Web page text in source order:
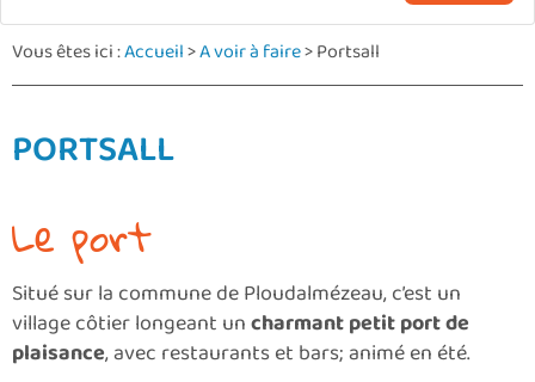
Vous êtes ici :Accueil>A voir à faire>Portsall
PORTSALL
Le port
Situé sur la commune de Ploudalmézeau, c’est un
village côtier longeant uncharmant petit port de
plaisance, avec restaurants et bars; animé en été.